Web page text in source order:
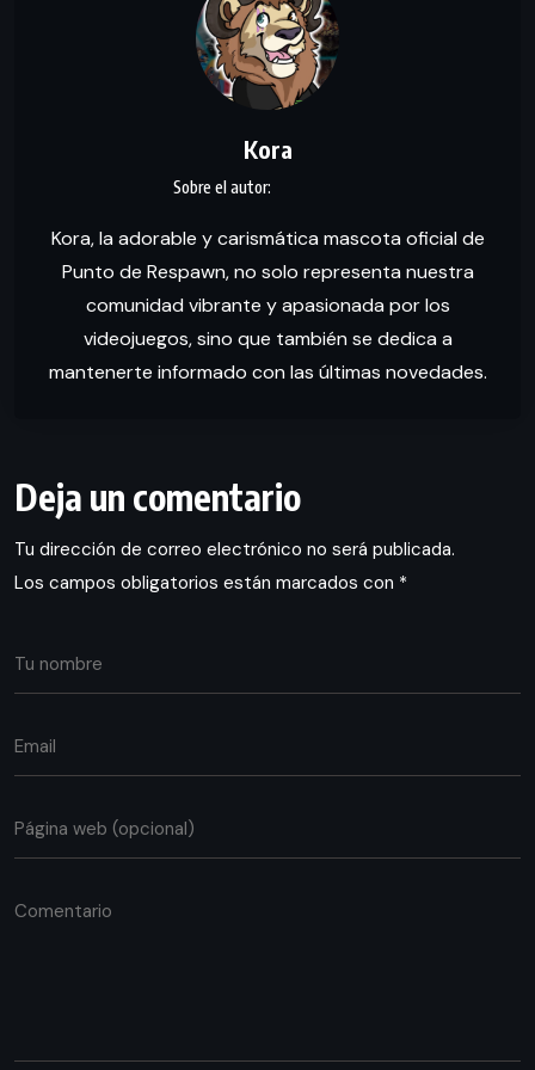
Kora
Kora, la adorable y carismática mascota oficial de
Punto de Respawn, no solo representa nuestra
comunidad vibrante y apasionada por los
videojuegos, sino que también se dedica a
mantenerte informado con las últimas novedades.
Deja un comentario
Tu dirección de correo electrónico no será publicada.
Los campos obligatorios están marcados con *